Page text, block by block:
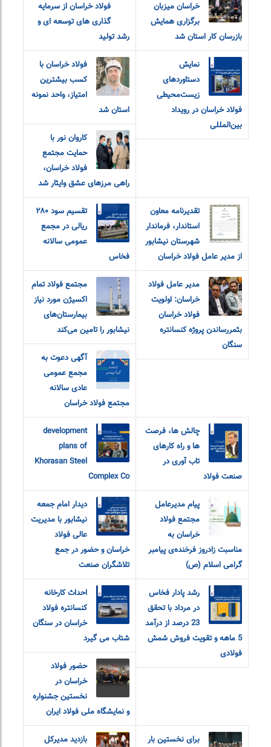
خراسان میزبان
برگزاری همایش
بازرسان کار استان شد
فولاد خراسان از سرمایه
گذاری های توسعه ای و
رشد تولید
نمایش
دستاوردهای
زیست‌محیطی
فولاد خراسان در رویداد
بین‌المللی
فولاد خراسان با
کسب بیشترین
امتیاز، واحد نمونه
استان شد
کاروان نور با
حمایت مجتمع
فولاد خراسان،
راهی مرزهای عشق و‌ایثار شد
تقدیرنامه معاون
استاندار، فرماندار
شهرستان نیشابور
از مدیر عامل فولاد خراسان
تقسیم سود ۲۸۰
ریالی در مجمع
عمومی سالانه
فخاس
مدیر عامل فولاد
خراسان: اولویت
فولاد خراسان
بثمررساندن پروژه کنسانتره
سنگان
مجتمع فولاد تمام
اکسیژن مورد نیاز
بیمارستان‌های
نیشابور را تامین می‌کند
آگهی دعوت به
مجمع عمومی
عادی سالانه
مجتمع فولاد خراسان
چالش ها، فرصت
ها و راه کارهای
تاب آوری در
صنعت فولاد
development
plans of
Khorasan Steel
Complex Co
پیام مدیرعامل
مجتمع فولاد
خراسان به
مناسبت زادروز فرخنده‌ی پیامبر
گرامی اسلام (ص)
دیدار امام جمعه
نیشابور با مدیریت
عالی فولاد
خراسان و حضور در جمع
تلاشگران صنعت
رشد پادار فخاس
در مرداد با تحقق
23 درصد از درآمد
5 ماهه و تقویت فروش شمش
فولادی
احداث کارخانه
کنسانتره فولاد
خراسان در سنگان
شتاب می گیرد
حضور فولاد
خراسان در
نخستین جشنواره
و نمایشگاه ملی فولاد ایران
برای نخستین بار
بازدید مدیرکل